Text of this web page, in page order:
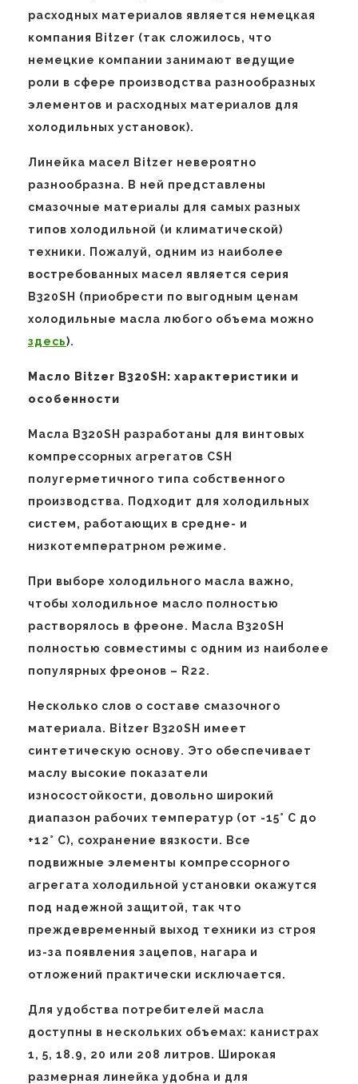
расходных материалов является немецкая
компания Bitzer (так сложилось, что
немецкие компании занимают ведущие
роли в сфере производства разнообразных
элементов и расходных материалов для
холодильных установок).
Линейка масел Bitzer невероятно
разнообразна. В ней представлены
смазочные материалы для самых разных
типов холодильной (и климатической)
техники. Пожалуй, одним из наиболее
востребованных масел является серия
B320SH (приобрести по выгодным ценам
холодильные масла любого объема можно
здесь).
Масло Bitzer B320SH: характеристики и
особенности
Масла B320SH разработаны для винтовых
компрессорных агрегатов CSH
полугерметичного типа собственного
производства. Подходит для холодильных
систем, работающих в средне- и
низкотемператрном режиме.
При выборе холодильного масла важно,
чтобы холодильное масло полностью
растворялось в фреоне. Масла B320SH
полностью совместимы с одним из наиболее
популярных фреонов – R22.
Несколько слов о составе смазочного
материала. Bitzer B320SH имеет
синтетическую основу. Это обеспечивает
маслу высокие показатели
износостойкости, довольно широкий
диапазон рабочих температур (от -15° С до
+12° С), сохранение вязкости. Все
подвижные элементы компрессорного
агрегата холодильной установки окажутся
под надежной защитой, так что
преждевременный выход техники из строя
из-за появления зацепов, нагара и
отложений практически исключается.
Для удобства потребителей масла
доступны в нескольких объемах: канистрах
1, 5, 18.9, 20 или 208 литров. Широкая
размерная линейка удобна и для